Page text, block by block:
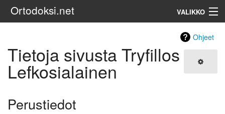
Ortodoksi.net VALIKKO
Haku
Ohjeet
Tietoja sivusta Tryfillos
Lefkosialainen
Perustiedot